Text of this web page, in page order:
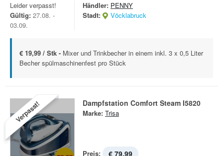
Leider verpasst!
Gültig: 27.08. -
03.09.
Händler: PENNY
Stadt:
Vöcklabruck
€ 19,99 / Stk - Mixer und Trinkbecher in einem inkl. 3 x 0,5 Liter
Becher spülmaschinenfest pro Stück
Verpasst! Dampfstation Comfort Steam I5820
Marke: Trisa
Preis: € 79,99